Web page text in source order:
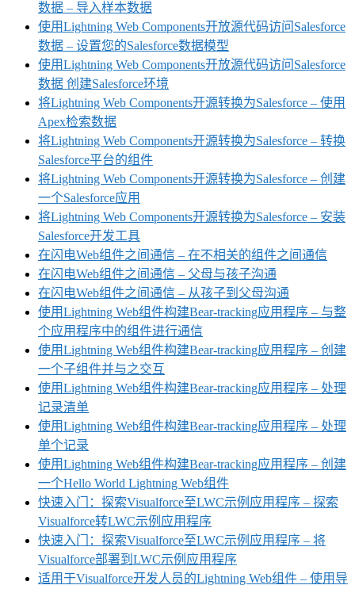
数据 – 导入样本数据
使用Lightning Web Components开放源代码访问Salesforce
数据 – 设置您的Salesforce数据模型
使用Lightning Web Components开放源代码访问Salesforce
数据 创建Salesforce环境
将Lightning Web Components开源转换为Salesforce – 使用
Apex检索数据
将Lightning Web Components开源转换为Salesforce – 转换
Salesforce平台的组件
将Lightning Web Components开源转换为Salesforce – 创建
一个Salesforce应用
将Lightning Web Components开源转换为Salesforce – 安装
Salesforce开发工具
在闪电Web组件之间通信 – 在不相关的组件之间通信
在闪电Web组件之间通信 – 父母与孩子沟通
在闪电Web组件之间通信 – 从孩子到父母沟通
使用Lightning Web组件构建Bear-tracking应用程序 – 与整
个应用程序中的组件进行通信
使用Lightning Web组件构建Bear-tracking应用程序 – 创建
一个子组件并与之交互
使用Lightning Web组件构建Bear-tracking应用程序 – 处理
记录清单
使用Lightning Web组件构建Bear-tracking应用程序 – 处理
单个记录
使用Lightning Web组件构建Bear-tracking应用程序 – 创建
一个Hello World Lightning Web组件
快速入门：探索Visualforce至LWC示例应用程序 – 探索
Visualforce转LWC示例应用程序
快速入门：探索Visualforce至LWC示例应用程序 – 将
Visualforce部署到LWC示例应用程序
适用于Visualforce开发人员的Lightning Web组件 – 使用导